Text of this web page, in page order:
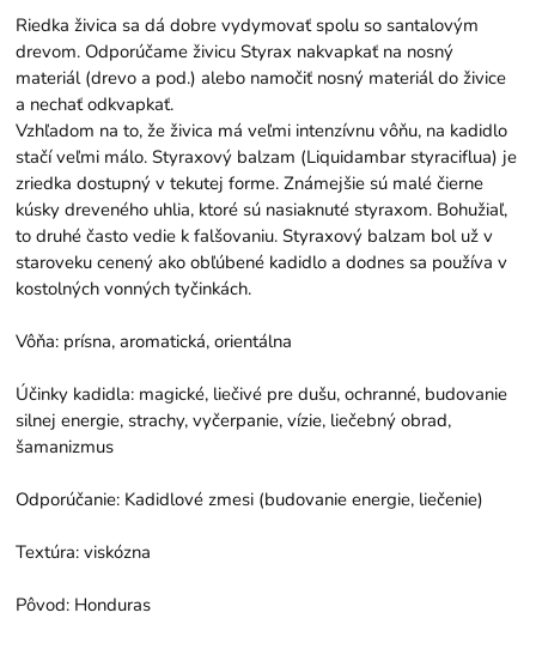
Riedka živica sa dá dobre vydymovať spolu so santalovým
drevom. Odporúčame živicu Styrax nakvapkať na nosný
materiál (drevo a pod.) alebo namočiť nosný materiál do živice
a nechať odkvapkať.
Vzhľadom na to, že živica má veľmi intenzívnu vôňu, na kadidlo
stačí veľmi málo. Styraxový balzam (Liquidambar styraciflua) je
zriedka dostupný v tekutej forme. Známejšie sú malé čierne
kúsky dreveného uhlia, ktoré sú nasiaknuté styraxom. Bohužiaľ,
to druhé často vedie k falšovaniu. Styraxový balzam bol už v
staroveku cenený ako obľúbené kadidlo a dodnes sa používa v
kostolných vonných tyčinkách.
Vôňa: prísna, aromatická, orientálna
Účinky kadidla: magické, liečivé pre dušu, ochranné, budovanie
silnej energie, strachy, vyčerpanie, vízie, liečebný obrad,
šamanizmus
Odporúčanie: Kadidlové zmesi (budovanie energie, liečenie)
Textúra: viskózna
Pôvod: Honduras